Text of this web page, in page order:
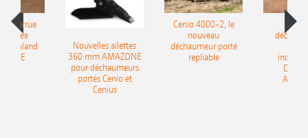
charrue
portée
Onland
Nouvelles ailettes
360 mm AMAZONE
pour déchaumeurs
portés Cenio et
Cenius
Cenio 4000-2, le
nouveau
déchaumeur porté
repliable